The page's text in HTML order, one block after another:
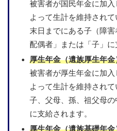
被害者が国民年金に加
よって生計を維持され
末日までにある子（障
配偶者」または「子」に
厚生年金（遺族厚生年金
被害者が厚生年金に加
よって生計を維持され
子、父母、孫、祖父母の
に支給されます。
厚生年金（遺族基礎年金